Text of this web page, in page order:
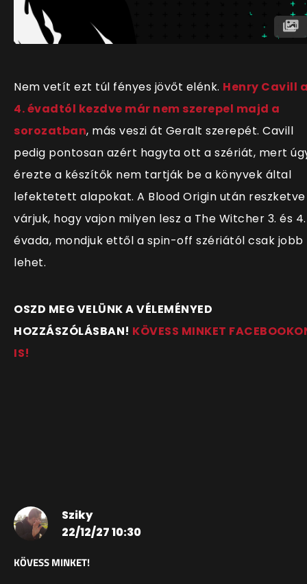
Nem vetít ezt túl fényes jövőt elénk. Henry Cavill
4. évadtól kezdve már nem szerepel majd a
sorozatban, más veszi át Geralt szerepét. Cavill
pedig pontosan azért hagyta ott a szériát, mert
érezte a készítők nem tartják be a könyvek által
lefektetett alapokat. A Blood Origin után reszketve
várjuk, hogy vajon milyen lesz a The Witcher 3. és 4.
évada, mondjuk ettől a spin-off szériától csak jobb
lehet.
OSZD MEG VELÜNK A VÉLEMÉNYED
HOZZÁSZÓLÁSBAN! KÖVESS MINKET
IS!
Sziky
22/12/27 10:30
KÖVESS MINKET!